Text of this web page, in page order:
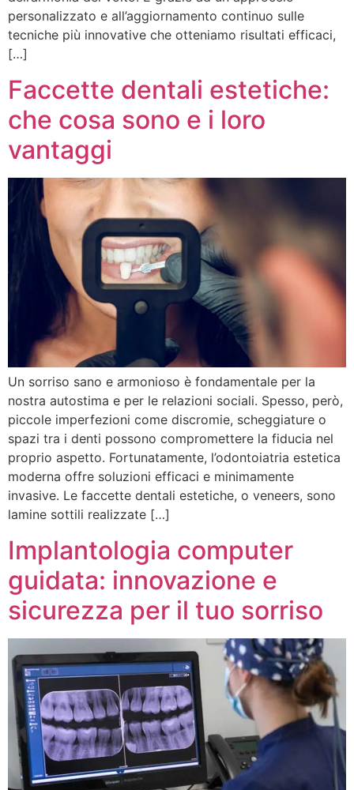
personalizzato e all’aggiornamento continuo sulle
tecniche più innovative che otteniamo risultati efficaci,
[…]
Faccette dentali estetiche:
che cosa sono e i loro
vantaggi
Un sorriso sano e armonioso è fondamentale per la
nostra autostima e per le relazioni sociali. Spesso, però,
piccole imperfezioni come discromie, scheggiature o
spazi tra i denti possono compromettere la fiducia nel
proprio aspetto. Fortunatamente, l’odontoiatria estetica
moderna offre soluzioni efficaci e minimamente
invasive. Le faccette dentali estetiche, o veneers, sono
lamine sottili realizzate […]
Implantologia computer
guidata: innovazione e
sicurezza per il tuo sorriso